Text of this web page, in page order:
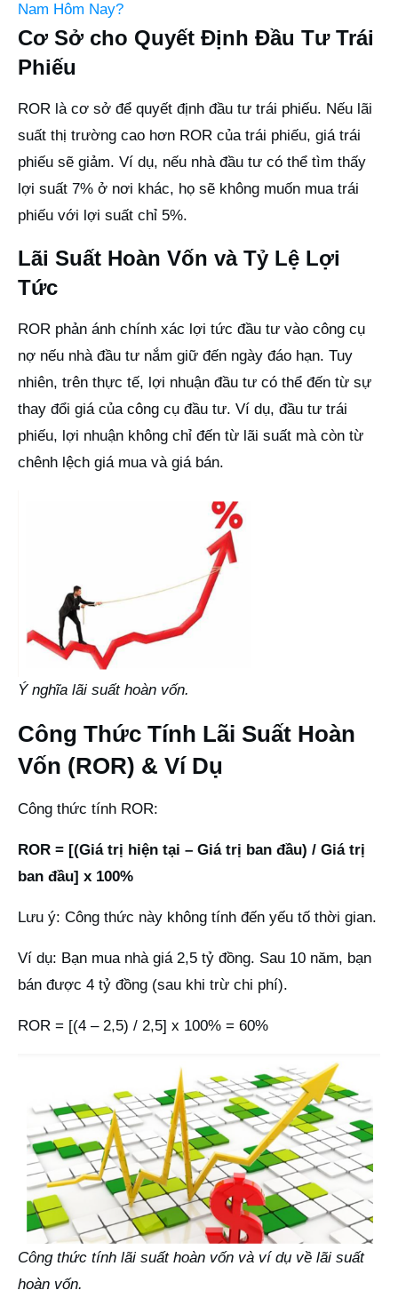
Nam Hôm Nay?
Cơ Sở cho Quyết Định Đầu Tư Trái
Phiếu
ROR là cơ sở để quyết định đầu tư trái phiếu. Nếu lãi
suất thị trường cao hơn ROR của trái phiếu, giá trái
phiếu sẽ giảm. Ví dụ, nếu nhà đầu tư có thể tìm thấy
lợi suất 7% ở nơi khác, họ sẽ không muốn mua trái
phiếu với lợi suất chỉ 5%.
Lãi Suất Hoàn Vốn và Tỷ Lệ Lợi
Tức
ROR phản ánh chính xác lợi tức đầu tư vào công cụ
nợ nếu nhà đầu tư nắm giữ đến ngày đáo hạn. Tuy
nhiên, trên thực tế, lợi nhuận đầu tư có thể đến từ sự
thay đổi giá của công cụ đầu tư. Ví dụ, đầu tư trái
phiếu, lợi nhuận không chỉ đến từ lãi suất mà còn từ
chênh lệch giá mua và giá bán.
Ý nghĩa lãi suất hoàn vốn.
Công Thức Tính Lãi Suất Hoàn
Vốn (ROR) & Ví Dụ
Công thức tính ROR:
ROR = [(Giá trị hiện tại – Giá trị ban đầu) / Giá trị
ban đầu] x 100%
Lưu ý: Công thức này không tính đến yếu tố thời gian.
Ví dụ: Bạn mua nhà giá 2,5 tỷ đồng. Sau 10 năm, bạn
bán được 4 tỷ đồng (sau khi trừ chi phí).
ROR = [(4 – 2,5) / 2,5] x 100% = 60%
Công thức tính lãi suất hoàn vốn và ví dụ về lãi suất
hoàn vốn.